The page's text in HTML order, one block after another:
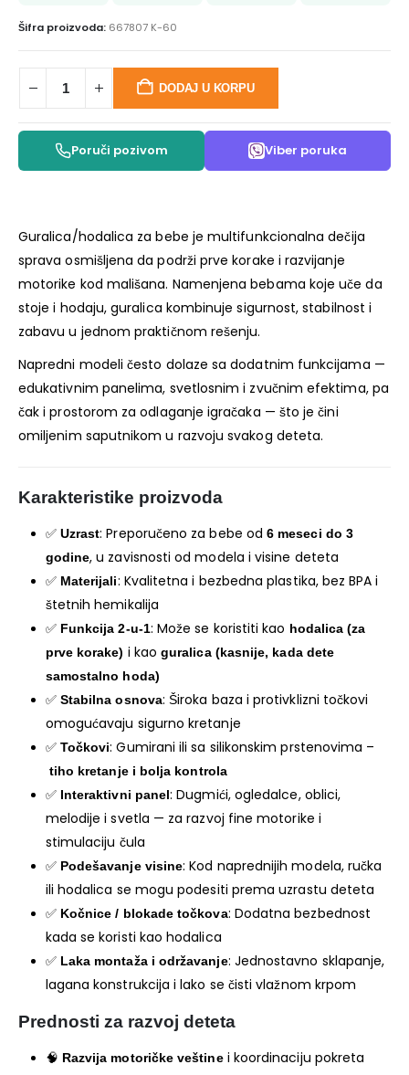
Šifra proizvoda: 667807 K-60
DODAJ U KORPU
Poruči pozivom Viber poruka
Guralica/hodalica za bebe je multifunkcionalna dečija
sprava osmišljena da podrži prve korake i razvijanje
motorike kod mališana. Namenjena bebama koje uče da
stoje i hodaju, guralica kombinuje sigurnost, stabilnost i
zabavu u jednom praktičnom rešenju.
Napredni modeli često dolaze sa dodatnim funkcijama —
edukativnim panelima, svetlosnim i zvučnim efektima, pa
čak i prostorom za odlaganje igračaka — što je čini
omiljenim saputnikom u razvoju svakog deteta.
Karakteristike proizvoda
✅ Uzrast: Preporučeno za bebe od6 meseci do 3
godine, u zavisnosti od modela i visine deteta
✅ Materijali: Kvalitetna i bezbedna plastika, bez BPA i
štetnih hemikalija
✅ Funkcija 2-u-1: Može se koristiti kao hodalica (za
prve korake) i kaoguralica (kasnije, kada dete
samostalno hoda)
✅ Stabilna osnova: Široka baza i protivklizni točkovi
omogućavaju sigurno kretanje
✅ Točkovi: Gumirani ili sa silikonskim prstenovima –
tiho kretanje i bolja kontrola
✅ Interaktivni panel: Dugmići, ogledalce, oblici,
melodije i svetla — za razvoj fine motorike i
stimulaciju čula
✅ Podešavanje visine: Kod naprednijih modela, ručka
ili hodalica se mogu podesiti prema uzrastu deteta
✅ Kočnice / blokade točkova: Dodatna bezbednost
kada se koristi kao hodalica
✅ Laka montaža i održavanje: Jednostavno sklapanje,
lagana konstrukcija i lako se čisti vlažnom krpom
Prednosti za razvoj deteta
🧠 Razvija motoričke veštinei koordinaciju pokreta